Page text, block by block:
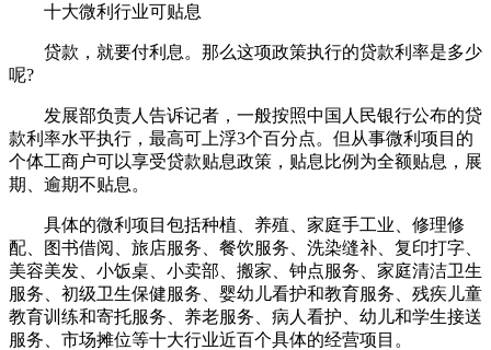
十大微利行业可贴息
贷款，就要付利息。那么这项政策执行的贷款利率是多少
呢?
发展部负责人告诉记者，一般按照中国人民银行公布的贷
款利率水平执行，最高可上浮3个百分点。但从事微利项目的
个体工商户可以享受贷款贴息政策，贴息比例为全额贴息，展
期、逾期不贴息。
具体的微利项目包括种植、养殖、家庭手工业、修理修
配、图书借阅、旅店服务、餐饮服务、洗染缝补、复印打字、
美容美发、小饭桌、小卖部、搬家、钟点服务、家庭清洁卫生
服务、初级卫生保健服务、婴幼儿看护和教育服务、残疾儿童
教育训练和寄托服务、养老服务、病人看护、幼儿和学生接送
服务、市场摊位等十大行业近百个具体的经营项目。